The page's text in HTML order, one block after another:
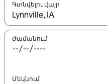
Գտնվելու վայր
Երբ արդյունքները
Ժամանում
Մեկնում